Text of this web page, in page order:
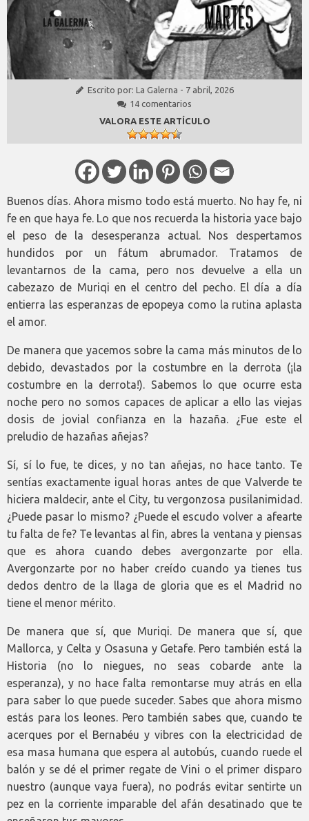
Escrito por: La Galerna - 7 abril, 2026
14 comentarios
VALORA ESTE ARTÍCULO
Buenos días. Ahora mismo todo está muerto. No hay fe, ni
fe en que haya fe. Lo que nos recuerda la historia yace bajo
el peso de la desesperanza actual. Nos despertamos
hundidos por un fátum abrumador. Tratamos de
levantarnos de la cama, pero nos devuelve a ella un
cabezazo de Muriqi en el centro del pecho. El día a día
entierra las esperanzas de epopeya como la rutina aplasta
el amor.
De manera que yacemos sobre la cama más minutos de lo
debido, devastados por la costumbre en la derrota (¡la
costumbre en la derrota!). Sabemos lo que ocurre esta
noche pero no somos capaces de aplicar a ello las viejas
dosis de jovial confianza en la hazaña. ¿Fue este el
preludio de hazañas añejas?
Sí, sí lo fue, te dices, y no tan añejas, no hace tanto. Te
sentías exactamente igual horas antes de que Valverde te
hiciera maldecir, ante el City, tu vergonzosa pusilanimidad.
¿Puede pasar lo mismo? ¿Puede el escudo volver a afearte
tu falta de fe? Te levantas al fin, abres la ventana y piensas
que es ahora cuando debes avergonzarte por ella.
Avergonzarte por no haber creído cuando ya tienes tus
dedos dentro de la llaga de gloria que es el Madrid no
tiene el menor mérito.
De manera que sí, que Muriqi. De manera que sí, que
Mallorca, y Celta y Osasuna y Getafe. Pero también está la
Historia (no lo niegues, no seas cobarde ante la
esperanza), y no hace falta remontarse muy atrás en ella
para saber lo que puede suceder. Sabes que ahora mismo
estás para los leones. Pero también sabes que, cuando te
acerques por el Bernabéu y vibres con la electricidad de
esa masa humana que espera al autobús, cuando ruede el
balón y se dé el primer regate de Vini o el primer disparo
nuestro (aunque vaya fuera), no podrás evitar sentirte un
pez en la corriente imparable del afán desatinado que te